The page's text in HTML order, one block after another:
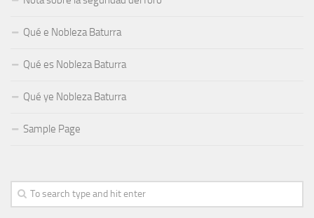
Qué e Nobleza Baturra
Qué es Nobleza Baturra
Qué ye Nobleza Baturra
Sample Page